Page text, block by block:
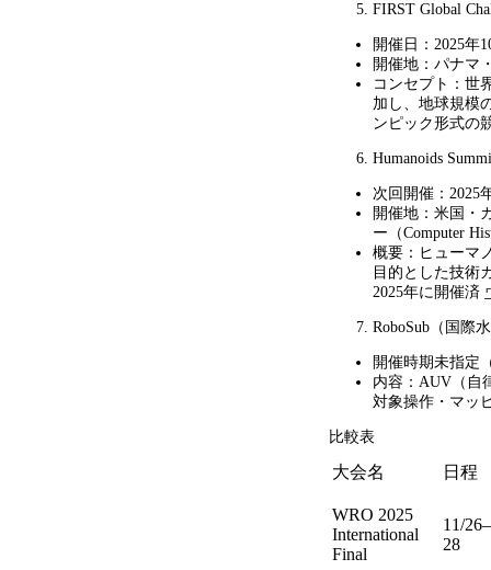
FIRST Global
開催日： 2025年
開催地：パナマ
コンセプト：世
加し、地球規模
ンピック形式の
Humanoids
次回開催： 2025
開催地：米国・
ー（Computer
概要：ヒューマ
目的とした技術
2025年に開催済
RoboSub（国際
開催時期未指定
内容： AUV （
対象操作・マッ
比較表
大会名 日程
WRO 2025
International
Final
11/26–
28